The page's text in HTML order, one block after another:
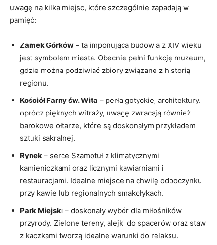
uwagę na kilka miejsc, które szczególnie zapadają w
pamięć:
Zamek Górków – ta imponująca budowla z XIV wieku
jest symbolem miasta. Obecnie pełni funkcję muzeum,
gdzie można podziwiać zbiory związane z historią
regionu.
Kościół Farny św. Wita – perła gotyckiej architektury.
oprócz pięknych witraży, uwagę zwracają również
barokowe ołtarze, które są doskonałym przykładem
sztuki sakralnej.
Rynek – serce Szamotuł z klimatycznymi
kamieniczkami oraz licznymi kawiarniami i
restauracjami. Idealne miejsce na chwilę odpoczynku
przy kawie lub regionalnych smakołykach.
Park Miejski – doskonały wybór dla miłośników
przyrody. Zielone tereny, alejki do spacerów oraz staw
z kaczkami tworzą idealne warunki do relaksu.